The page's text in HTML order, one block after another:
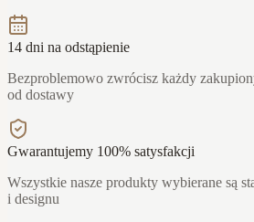
14 dni na odstąpienie
Bezproblemowo zwrócisz każdy
od dostawy
Gwarantujemy 100% satysfakcji
Wszystkie nasze produkty wybierane są
i designu